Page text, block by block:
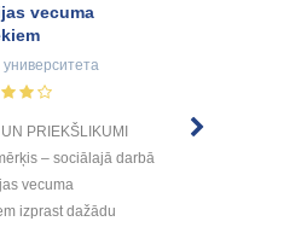
vecuma
университета
PRIEKŠLIKUMI
– sociālajā darbā
vecuma
izprast dažādu